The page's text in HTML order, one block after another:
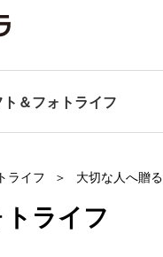
ト＆フォトライフ
ライフ 大切な人へ贈る
トライフ